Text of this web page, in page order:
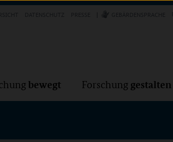
bewegt Forschung gestalten
Forschung Forschung